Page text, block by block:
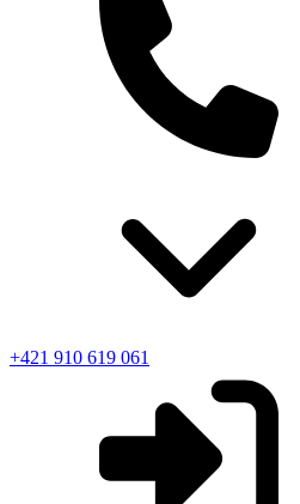
+421 910 619 061